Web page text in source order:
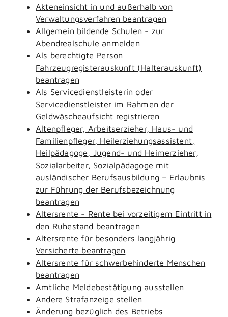
Akteneinsicht in und außerhalb von
Verwaltungsverfahren beantragen
Allgemein bildende Schulen - zur
Abendrealschule anmelden
Als berechtigte Person
Fahrzeugregisterauskunft (Halterauskunft)
beantragen
Als Servicedienstleisterin oder
Servicedienstleister im Rahmen der
Geldwäscheaufsicht registrieren
Altenpfleger, Arbeitserzieher, Haus- und
Familienpfleger, Heilerziehungsassistent,
Heilpädagoge, Jugend- und Heimerzieher,
Sozialarbeiter, Sozialpädagoge mit
ausländischer Berufsausbildung – Erlaubnis
zur Führung der Berufsbezeichnung
beantragen
Altersrente - Rente bei vorzeitigem Eintritt in
den Ruhestand beantragen
Altersrente für besonders langjährig
Versicherte beantragen
Altersrente für schwerbehinderte Menschen
beantragen
Amtliche Meldebestätigung ausstellen
Andere Strafanzeige stellen
Änderung bezüglich des Betriebs